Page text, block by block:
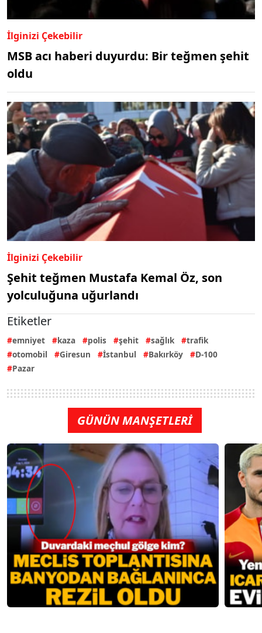
İlginizi Çekebilir
MSB acı haberi duyurdu: Bir teğmen şehit
oldu
İlginizi Çekebilir
Şehit teğmen Mustafa Kemal Öz, son
yolculuğuna uğurlandı
Etiketler
emniyet kaza polis şehit sağlık
trafik
otomobil
Giresun İstanbul Bakırköy
D-100
Pazar
GÜNÜN MANŞETLERİ